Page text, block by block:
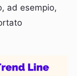
ad esempio,